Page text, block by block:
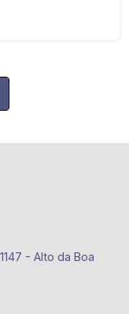
segurança e
Gourmet,
- Alto da Boa